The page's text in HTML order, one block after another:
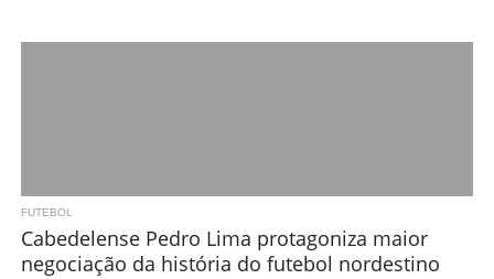
FUTEBOL
Cabedelense Pedro Lima protagoniza maior
negociação da história do futebol nordestino